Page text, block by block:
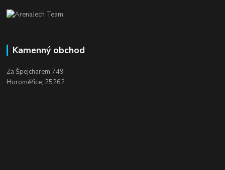
Kamenný obchod
Za Špejcharem 749
Horoměřice, 25262